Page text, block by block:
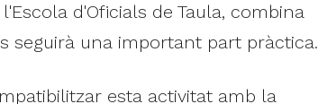
d'Oficials de Taula, combina
seguirà una important part pràctica.
esta activitat amb la